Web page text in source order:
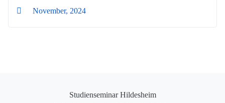
November, 2024
Studienseminar Hildesheim